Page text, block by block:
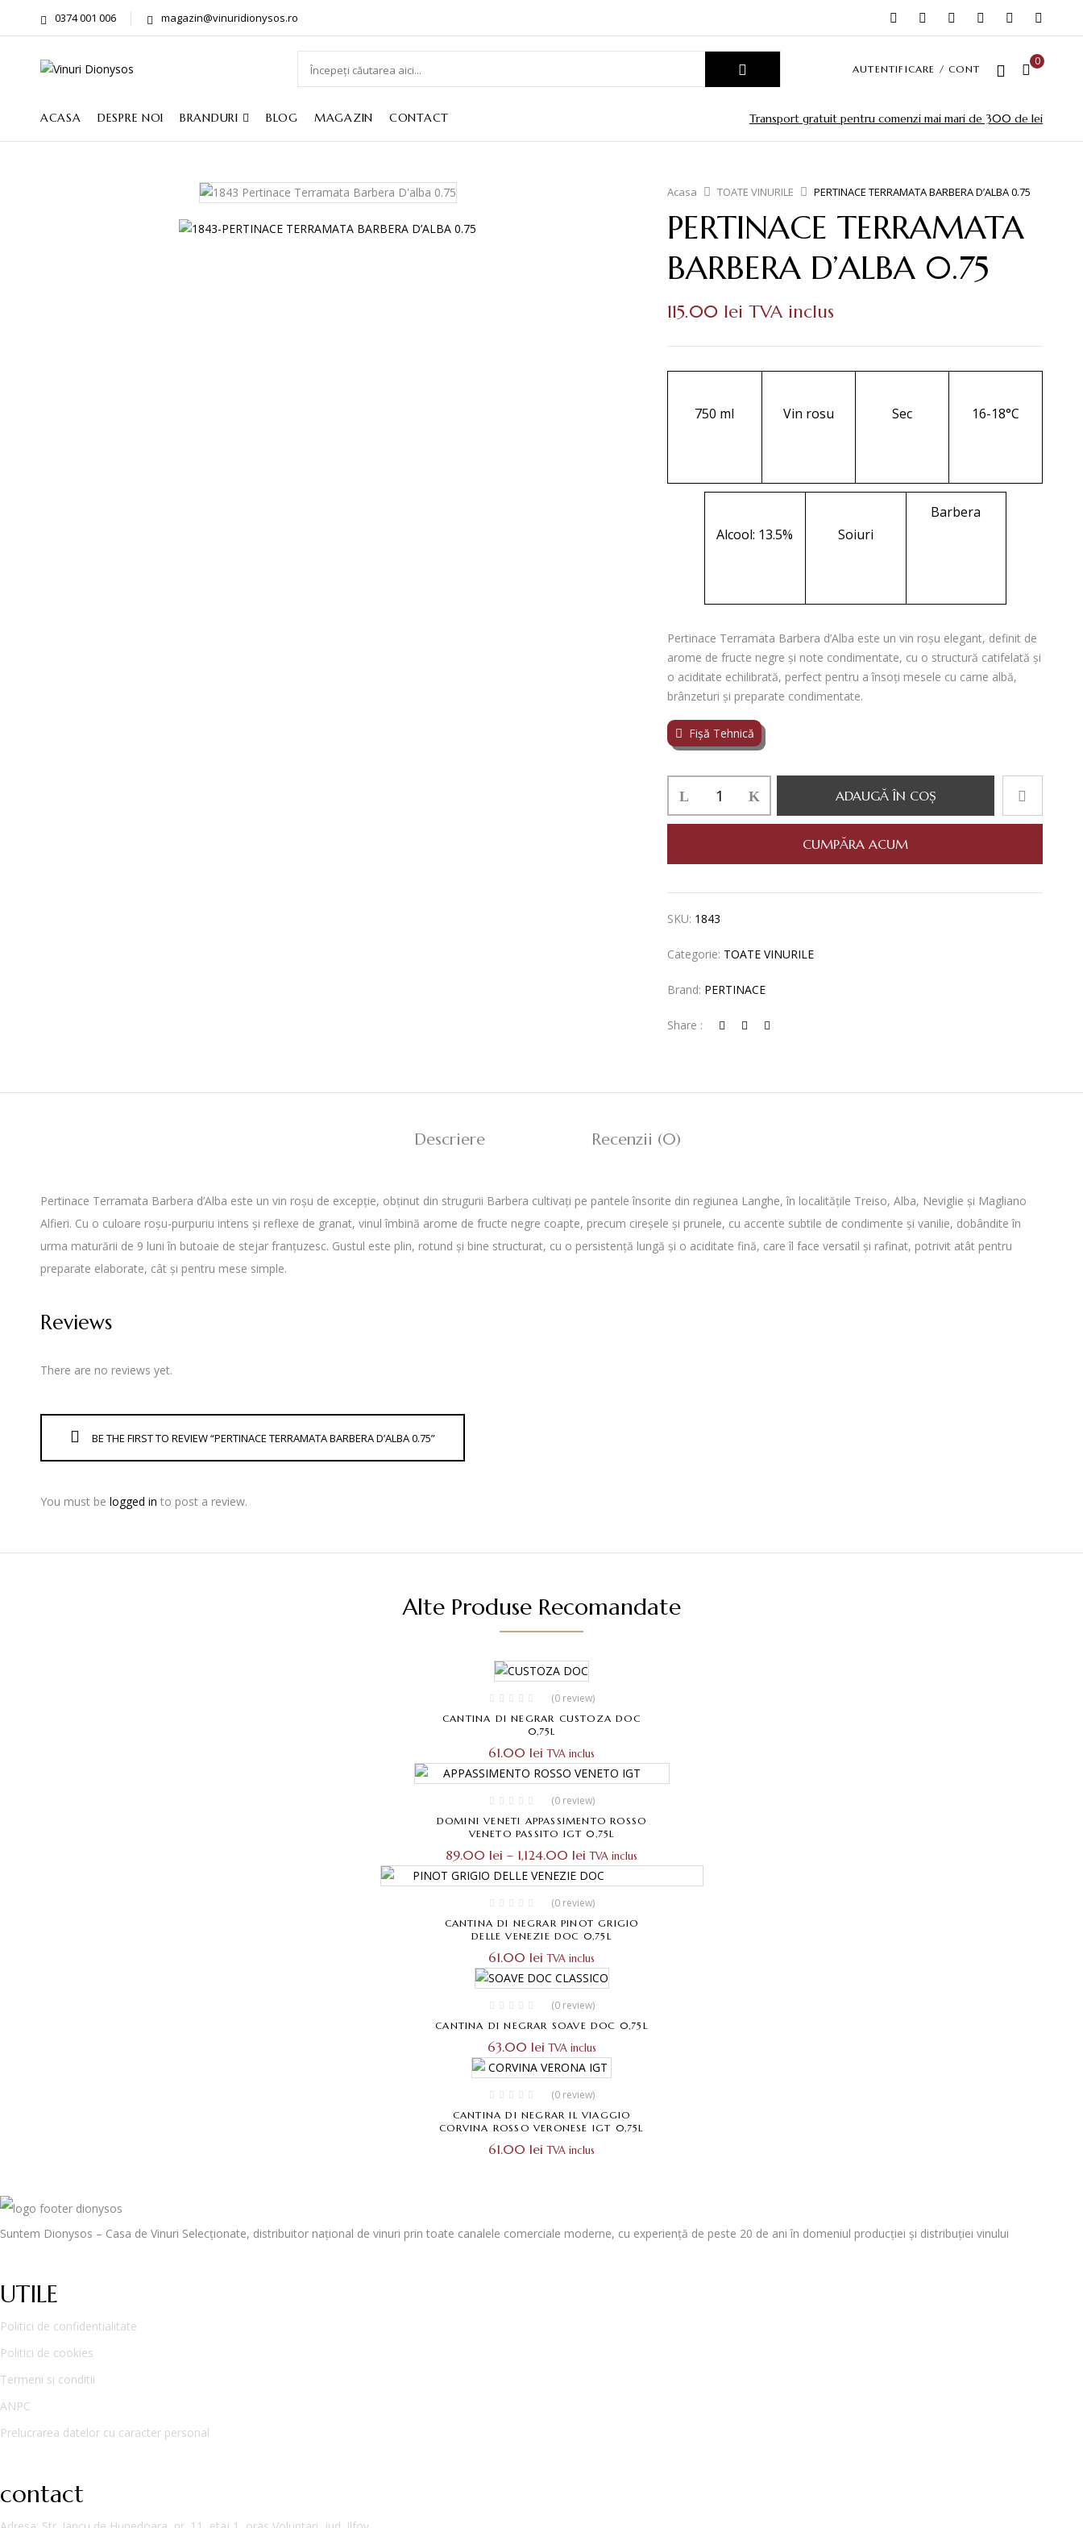
0374 001 006 magazin@vinuridionysos.ro
AUTENTIFICARE / CONT
0
ACASA DESPRE NOI BRANDURI BLOG MAGAZIN CONTACT Transport gratuit pentru comenzi mai mari de 300 de lei
Acasa TOATE VINURILE PERTINACE TERRAMATA BARBERA D’ALBA 0.75
PERTINACE TERRAMATA
BARBERA D’ALBA 0.75
115.00 lei TVA inclus
750 ml Vin rosu Sec 16-18°C
Alcool: 13.5% Soiuri
Barbera
Pertinace Terramata Barbera d’Alba este un vin roșu elegant, definit de
arome de fructe negre și note condimentate, cu o structură catifelată și
o aciditate echilibrată, perfect pentru a însoți mesele cu carne albă,
brânzeturi și preparate condimentate.
Fișă Tehnică
PERTINACE
TERRAMATA
D'ALBA
ADAUGĂ ÎN COȘ
CUMPĂRA ACUM
SKU: 1843
Categorie: TOATE VINURILE
Brand: PERTINACE
Share :
Descriere Recenzii (0)
Pertinace Terramata Barbera d’Alba este un vin roșu de excepție, obținut din strugurii Barbera cultivați pe pantele însorite din regiunea Langhe, în localitățile Treiso, Alba, Neviglie și Magliano
Alfieri. Cu o culoare roșu-purpuriu intens și reflexe de granat, vinul îmbină arome de fructe negre coapte, precum cireșele și prunele, cu accente subtile de condimente și vanilie, dobândite în
urma maturării de 9 luni în butoaie de stejar franțuzesc. Gustul este plin, rotund și bine structurat, cu o persistență lungă și o aciditate fină, care îl face versatil și rafinat, potrivit atât pentru
preparate elaborate, cât și pentru mese simple.
Reviews
There are no reviews yet.
BE THE FIRST TO REVIEW “PERTINACE TERRAMATA BARBERA D’ALBA 0.75”
You must be logged in to post a review.
Alte Produse Recomandate
(0 review)
CANTINA DI NEGRAR CUSTOZA DOC
0,75L
61.00 lei TVA inclus
(0 review)
DOMINI VENETI APPASSIMENTO ROSSO
VENETO PASSITO IGT 0,75L
89.00 lei – 1,124.00 lei Interval
de
prețuri:
până
la
1,124.00 lei
TVA inclus
(0 review)
CANTINA DI NEGRAR PINOT GRIGIO
DELLE VENEZIE DOC 0,75L
61.00 lei TVA inclus
(0 review)
CANTINA DI NEGRAR SOAVE DOC 0,75L
63.00 lei TVA inclus
(0 review)
CANTINA DI NEGRAR IL VIAGGIO
CORVINA ROSSO VERONESE IGT 0,75L
61.00 lei TVA inclus
Suntem Dionysos – Casa de Vinuri Selecționate, distribuitor național de vinuri prin toate canalele comerciale moderne, cu experiență de peste 20 de ani în domeniul producției și distribuției vinului
UTILE
Politici de confidentialitate
Politici de cookies
Termeni si conditii
ANPC
Prelucrarea datelor cu caracter personal
contact